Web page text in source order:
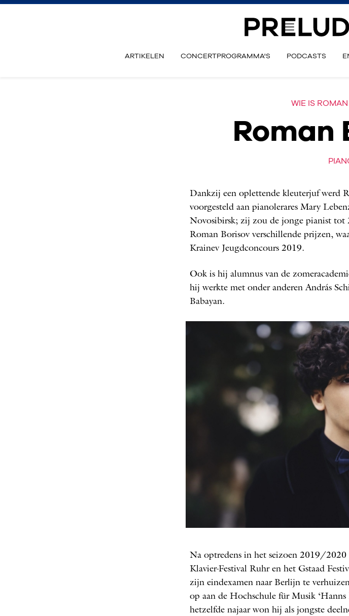
ARTIKELEN CONCERTPROGRAMMA'S PODCASTS
WIE IS
Roman
Dankzij een oplettende kleuterjuf werd
voorgesteld aan piano­lerares Mary
Novosibirsk; zij zou de jonge pianist tot
Roman Borisov verschillende prijzen,
Krainev Jeugdconcours 2019.
Ook is hij alumnus van de
hij werkte met onder anderen András
Babayan.
FOTO: NIKOLAJ
Na optredens in het seizoen 2019/
Klavier-­Festival Ruhr en het Gstaad
zijn eindexamen naar Berlijn te
op aan de Hochschule für Musik
hetzelfde najaar won hij als jongste